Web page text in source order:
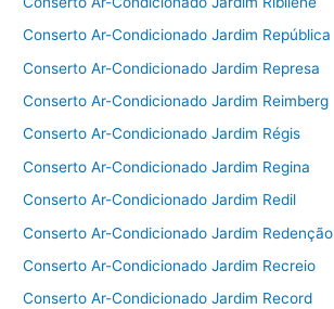
Conserto Ar-Condicionado Jardim República
Conserto Ar-Condicionado Jardim Represa
Conserto Ar-Condicionado Jardim Reimberg
Conserto Ar-Condicionado Jardim Régis
Conserto Ar-Condicionado Jardim Regina
Conserto Ar-Condicionado Jardim Redil
Conserto Ar-Condicionado Jardim Redenção
Conserto Ar-Condicionado Jardim Recreio
Conserto Ar-Condicionado Jardim Record